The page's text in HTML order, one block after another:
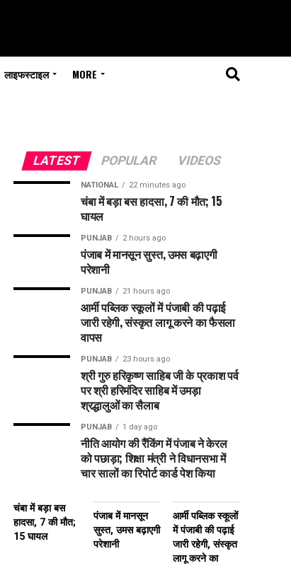
लाइफस्टाइल MORE
LATEST POPULAR VIDEOS
NATIONAL 22 minutes ago
चंबा में बड़ा बस हादसा, 7 की मौत; 15
घायल
PUNJAB 2 hours ago
पंजाब में मानसून सुस्त, उमस बढ़ाएगी
परेशानी
PUNJAB 21 hours ago
आर्मी पब्लिक स्कूलों में पंजाबी की पढ़ाई
जारी रहेगी, संस्कृत लागू करने का फैसला
वापस
PUNJAB 23 hours ago
श्री गुरु हरिकृष्ण साहिब जी के प्रकाश पर्व
पर श्री हरिमंदिर साहिब में उमड़ा
श्रद्धालुओं का सैलाब
PUNJAB 1 day ago
नीति आयोग की रैंकिंग में पंजाब ने केरल
को पछाड़ा; शिक्षा मंत्री ने विधानसभा में
चार सालों का रिपोर्ट कार्ड पेश किया
चंबा में बड़ा बस
हादसा, 7 की मौत;
15 घायल
पंजाब में मानसून
सुस्त, उमस बढ़ाएगी
परेशानी
आर्मी पब्लिक स्कूलों
में पंजाबी की पढ़ाई
जारी रहेगी, संस्कृत
लागू करने का